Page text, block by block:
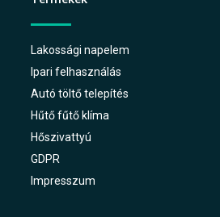
Lakossági napelem
Ipari felhasználás
Autó töltő telepítés
Hűtő fűtő klíma
Hőszivattyú
GDPR
Impresszum